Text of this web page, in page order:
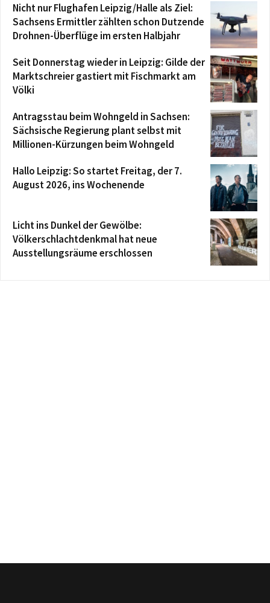
Nicht nur Flughafen Leipzig/Halle als Ziel:
Sachsens Ermittler zählten schon Dutzende
Drohnen-Überflüge im ersten Halbjahr
Seit Donnerstag wieder in Leipzig: Gilde der
Marktschreier gastiert mit Fischmarkt am
Völki
Antragsstau beim Wohngeld in Sachsen:
Sächsische Regierung plant selbst mit
Millionen-Kürzungen beim Wohngeld
Hallo Leipzig: So startet Freitag, der 7.
August 2026, ins Wochenende
Licht ins Dunkel der Gewölbe:
Völkerschlachtdenkmal hat neue
Ausstellungsräume erschlossen